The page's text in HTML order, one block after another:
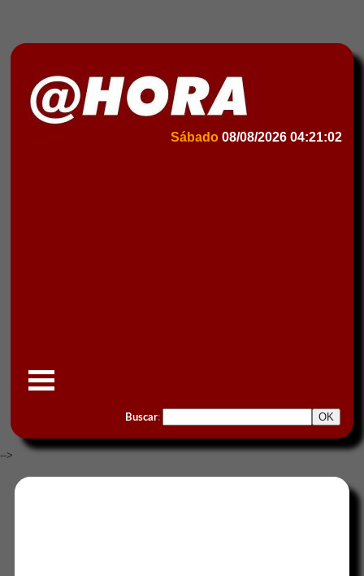
Sábado 08/08/2026 04:21:02
Buscar:
-->